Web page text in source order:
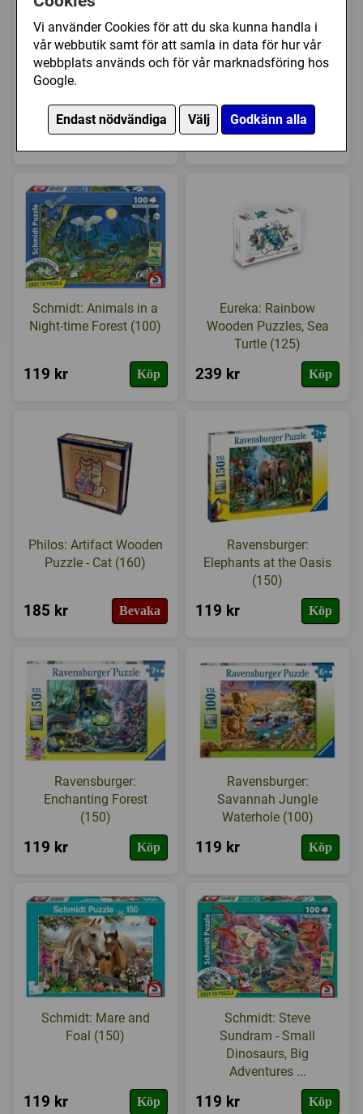
Vi använder Cookies för att du ska kunna handla i
vår webbutik samt för att samla in data för hur vår
webbplats används och för vår marknadsföring hos
Google.
Endast nödvändiga Välj Godkänn alla
Ravensburger:
Underwater Wonders
(100)
119 kr Köp
Ravensburger:
Insects (100)
119 kr Köp
Schmidt: Animals in a
Night-time Forest (100)
119 kr Köp
Eureka: Rainbow
Wooden Puzzles, Sea
Turtle (125)
239 kr Köp
Philos: Artifact Wooden
Puzzle - Cat (160)
185 kr Bevaka
Ravensburger:
Elephants at the Oasis
(150)
119 kr Köp
Ravensburger:
Enchanting Forest
(150)
119 kr Köp
Ravensburger:
Savannah Jungle
Waterhole (100)
119 kr Köp
Schmidt: Mare and
Foal (150)
119 kr Köp
Schmidt: Steve
Sundram - Small
Dinosaurs, Big
Adventures ...
119 kr Köp